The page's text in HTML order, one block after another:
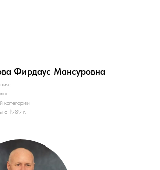
Фирдаус Мансуровна
:
категории
с 1989 г.